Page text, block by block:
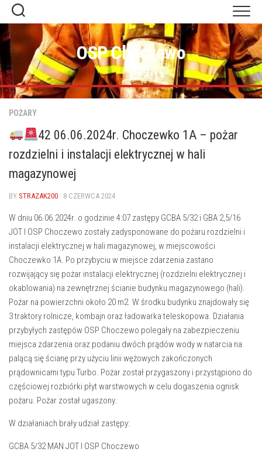
Skip
content
OSP Choczewo
POŻARY
42 06.06.2024r. Choczewko 1A – pożar
rozdzielni i instalacji elektrycznej w hali
magazynowej
BY STRAZAK200 · 8 CZERWCA 2024
W dniu 06.06.2024r. o godzinie 4:07 zastępy GCBA 5/32 i GBA 2,5/16
JOT I OSP Choczewo zostały zadysponowane do pożaru rozdzielni i
instalacji elektrycznej w hali magazynowej, w miejscowości
Choczewko 1A. Po przybyciu w miejsce zdarzenia zastano
rozwijający się pożar instalacji elektrycznej (rozdzielni elektrycznej i
okablowania) na zewnętrznej ścianie budynku magazynowego (hali).
Pożar na powierzchni około 20 m2. W środku budynku znajdowały się
3 traktory rolnicze, kombajn oraz ładowarka teleskopowa. Działania
przybyłych zastępów OSP Choczewo polegały na zabezpieczeniu
miejsca zdarzenia oraz podaniu dwóch prądów wody w natarcia na
palącą się ścianę przy użyciu linii wężowych zakończonych
prądownicami typu Turbo. Pożar został przygaszony i przystąpiono do
częściowej rozbiórki płyt warstwowych w celu dogaszenia ognisk
pożaru. Pożar został ugaszony.
W działaniach brały udział zastępy:
GCBA 5/32 MAN JOT I OSP Choczewo